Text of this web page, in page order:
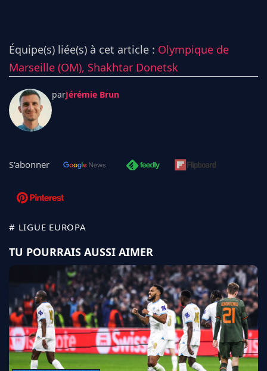
Équipe(s) liée(s) à cet article : Olympique de
Marseille (OM), Shakhtar Donetsk
parJérémie Brun
S'abonner
# LIGUE EUROPA
TU POURRAIS AUSSI AIMER